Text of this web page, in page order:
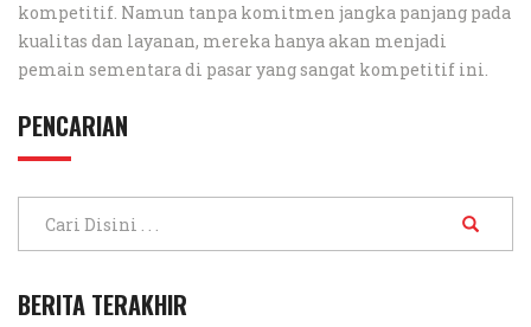
kompetitif. Namun tanpa komitmen jangka panjang pada
kualitas dan layanan, mereka hanya akan menjadi
pemain sementara di pasar yang sangat kompetitif ini.
PENCARIAN
BERITA TERAKHIR